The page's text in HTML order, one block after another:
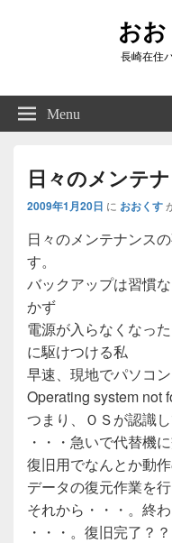
お
長崎在住
Right
Sidebar
Widget
Menu
日々のメンテ
2009年1月20日 に おおくす
日々のメンテナンス
す。
バックアップは習慣
かず
電源が入らなくなっ
に駆けつける私
早速、現地でパソコ
Operating system not
つまり、ＯＳが認識
・・・急いで代替機
復旧用でなんとか動
データの復元作業を行
それから・・・。終
・・・。復旧完了？？